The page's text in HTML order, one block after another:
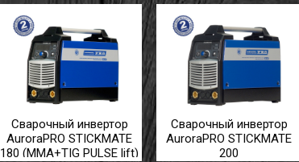
Сварочный инвертор
AuroraPRO STICKMATE
180 (MMA+TIG PULSE lift)
Сварочный инвертор
AuroraPRO STICKMATE
200